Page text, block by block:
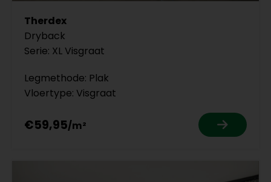
Therdex
Dryback
Serie: XL Visgraat
Legmethode: Plak
Vloertype: Visgraat
€59,95